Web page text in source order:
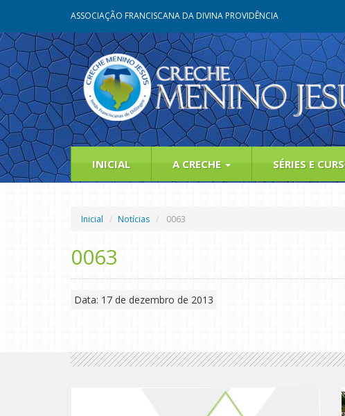
ASSOCIAÇÃO FRANCISCANA DA DIVINA PROVIDÊNCIA
INICIAL A CRECHE SÉRIES E
Inicial Notícias 0063
0063
Data: 17 de dezembro de 2013